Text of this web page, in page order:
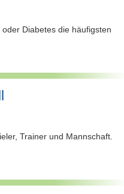
Diabetes die häufigsten
Trainer und Mannschaft.